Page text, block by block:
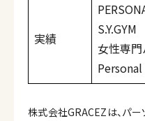
実績
S.Y.GYM
女性専門
株式会社GRACEZは、パ